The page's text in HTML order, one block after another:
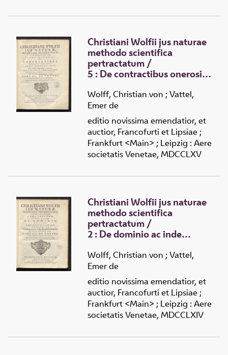
Christiani Wolfii jus naturae
methodo scientifica
pertractatum/
5 :De contractibus onerosis
Modis tollendi obligationem
ex Contractu, et de jure in re
sua alteri constituto, veluti
pignore, hypotheca et
servitutibus
Wolff, Christian von ; Vattel,
Emer de
editio novissima emendatior, et
auctior, Francofurti et Lipsiae ;
Frankfurt <Main> ; Leipzig : Aere
societatis Venetae, MDCCLXV
Christiani Wolfii jus naturae
methodo scientifica
pertractatum/
2 :De dominio ac inde
cumque iis connexis
obligationibus
Wolff, Christian von ; Vattel,
Emer de
editio novissima emendatior, et
auctior, Francofurti et Lipsiae ;
Frankfurt <Main> ; Leipzig : Aere
societatis Venetae, MDCCLXIV